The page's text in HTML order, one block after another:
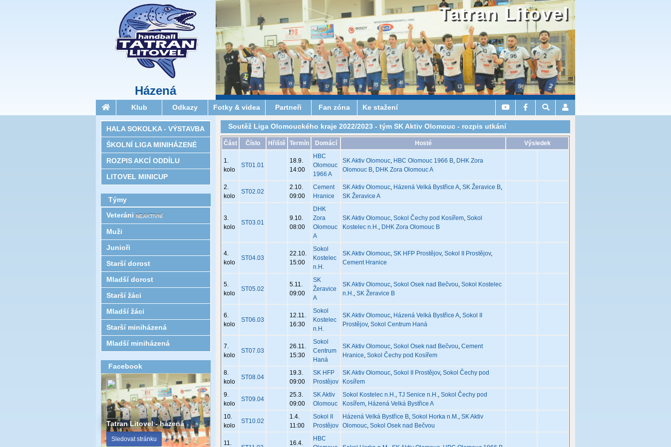
Házená
Tatran Litovel
Klub Odkazy Fotky & videa Partneři Fan zóna Ke stažení
Soutěž Liga Olomouckého kraje 2022/2023 - tým SK Aktiv Olomouc - rozpis utkání
Část Číslo Hřiště Termín Domácí Hosté Výsledek
1.
kolo
ST01.01
18.9.
14:00
HBC
Olomouc
1966 A
SK Aktiv Olomouc, HBC Olomouc 1966 B, DHK Zora
Olomouc B, DHK Zora Olomouc A
2.
kolo
ST02.02
2.10.
09:00
Cement
Hranice
SK Aktiv Olomouc, Házená Velká Bystřice A, SK Žeravice B,
SK Žeravice A
3.
kolo
ST03.01
9.10.
08:00
DHK
Zora
Olomouc
A
SK Aktiv Olomouc, Sokol Čechy pod Kosířem, Sokol
Kostelec n.H., DHK Zora Olomouc B
4.
kolo
ST04.03
22.10.
15:00
Sokol
Kostelec
n.H.
SK Aktiv Olomouc, SK HFP Prostějov, Sokol II Prostějov,
Cement Hranice
5.
kolo
ST05.02
5.11.
09:00
SK
Žeravice
A
SK Aktiv Olomouc, Sokol Osek nad Bečvou, Sokol Kostelec
n.H., SK Žeravice B
6.
kolo
ST06.03
12.11.
16:30
Sokol
Kostelec
n.H.
SK Aktiv Olomouc, Házená Velká Bystřice A, Sokol II
Prostějov, Sokol Centrum Haná
7.
kolo
ST07.03
26.11.
15:30
Sokol
Centrum
Haná
SK Aktiv Olomouc, Sokol Osek nad Bečvou, Cement
Hranice, Sokol Čechy pod Kosířem
8.
kolo
ST08.04
19.3.
09:00
SK HFP
Prostějov
SK Aktiv Olomouc, Sokol II Prostějov, Sokol Čechy pod
Kosířem
9.
kolo
ST09.04
25.3.
09:00
SK Aktiv
Olomouc
Sokol Kostelec n.H., TJ Senice n.H., Sokol Čechy pod
Kosířem, Házená Velká Bystřice A
10.
kolo
ST10.02
1.4.
11:00
Sokol II
Prostějov
Házená Velká Bystřice B, Sokol Horka n.M., SK Aktiv
Olomouc, Sokol Osek nad Bečvou
11. 16.4.
HBC
HALA SOKOLKA - VÝSTAVBA
ŠKOLNÍ LIGA MINIHÁZENÉ
ROZPIS AKCÍ ODDÍLU
LITOVEL MINICUP
Týmy
Veteráni NEAKTIVNÍ
Muži
Junioři
Starší dorost
Mladší dorost
Starší žáci
Mladší žáci
Starší miniházená
Mladší miniházená
Facebook
Tatran Litovel - házená
Sledovat stránku